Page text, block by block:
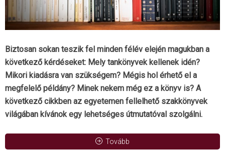
Biztosan sokan teszik fel minden félév elején magukban a
következő kérdéseket: Mely tankönyvek kellenek idén?
Mikori kiadásra van szükségem? Mégis hol érhető el a
megfelelő példány? Minek nekem még ez a könyv is? A
következő cikkben az egyetemen fellelhető szakkönyvek
világában kívánok egy lehetséges útmutatóval szolgálni.
Tovább